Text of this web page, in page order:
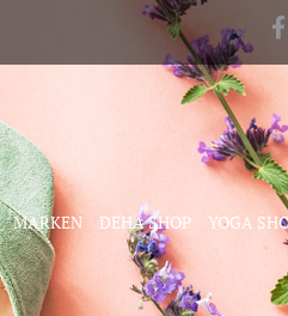
MARKEN DEHA SHOP YOGA